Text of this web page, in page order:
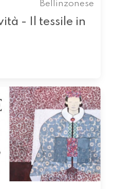
Bellinzonese
- Il tessile in